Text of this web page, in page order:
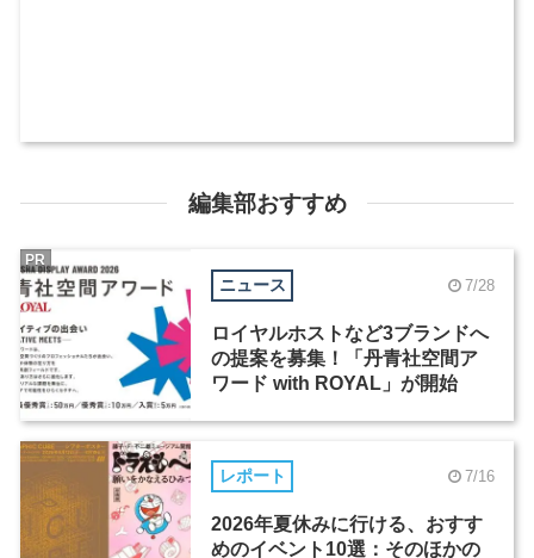
編集部おすすめ
ニュース 7/28
ロイヤルホストなど3ブランドへ
の提案を募集！「丹青社空間ア
ワード with ROYAL」が開始
PR
レポート 7/16
2026年夏休みに行ける、おすす
めのイベント10選：そのほかの